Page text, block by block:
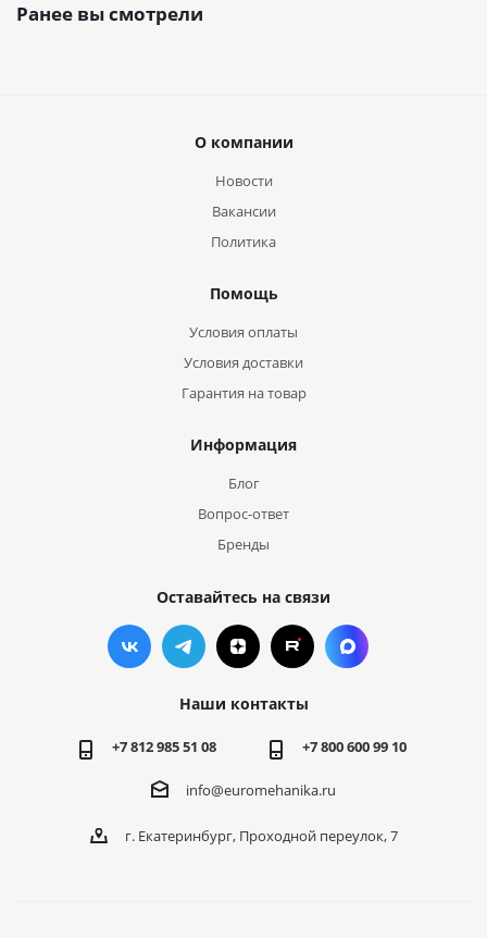
Ранее вы смотрели
О компании
Новости
Вакансии
Политика
Помощь
Условия оплаты
Условия доставки
Гарантия на товар
Информация
Блог
Вопрос-ответ
Бренды
Оставайтесь на связи
Наши контакты
+7 812 985 51 08 +7 800 600 99 10
info@euromehanika.ru
г. Екатеринбург, Проходной переулок, 7